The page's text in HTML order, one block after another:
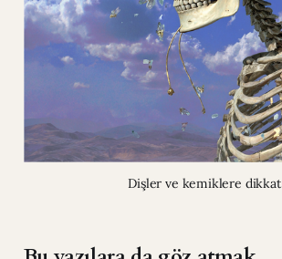
Dişler ve kemiklere dikkat